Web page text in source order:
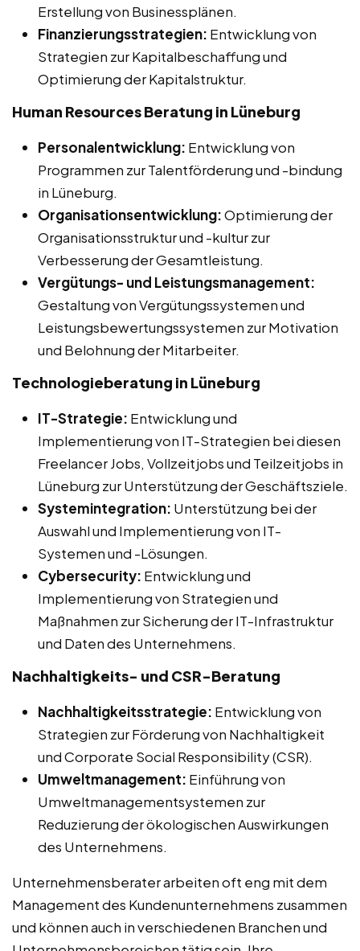
Erstellung von Businessplänen.
Finanzierungsstrategien: Entwicklung von
Strategien zur Kapitalbeschaffung und
Optimierung der Kapitalstruktur.
Human Resources Beratung in Lüneburg
Personalentwicklung: Entwicklung von
Programmen zur Talentförderung und -bindung
in Lüneburg.
Organisationsentwicklung:Optimierung der
Organisationsstruktur und -kultur zur
Verbesserung der Gesamtleistung.
Vergütungs- und Leistungsmanagement:
Gestaltung von Vergütungssystemen und
Leistungsbewertungssystemen zur Motivation
und Belohnung der Mitarbeiter.
Technologieberatung in Lüneburg
IT-Strategie: Entwicklung und
Implementierung von IT-Strategien bei diesen
Freelancer Jobs, Vollzeitjobs und Teilzeitjobs in
Lüneburg zur Unterstützung der Geschäftsziele.
Systemintegration: Unterstützung bei der
Auswahl und Implementierung von IT-
Systemen und -Lösungen.
Cybersecurity: Entwicklung und
Implementierung von Strategien und
Maßnahmen zur Sicherung der IT-Infrastruktur
und Daten des Unternehmens.
Nachhaltigkeits- und CSR-Beratung
Nachhaltigkeitsstrategie: Entwicklung von
Strategien zur Förderung von Nachhaltigkeit
und Corporate Social Responsibility (CSR).
Umweltmanagement: Einführung von
Umweltmanagementsystemen zur
Reduzierung der ökologischen Auswirkungen
des Unternehmens.
Unternehmensberater arbeiten oft eng mit dem
Management des Kundenunternehmens zusammen
und können auch in verschiedenen Branchen und